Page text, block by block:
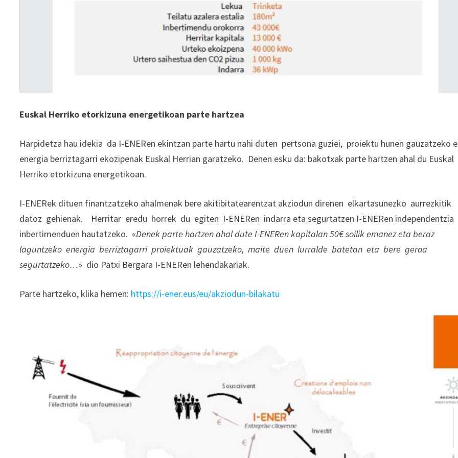
Euskal Herriko etorkizuna energetikoan parte hartzea
Harpidetza hau idekia da I-ENERen ekintzan parte hartu nahi duten pertsona guziei, proiektu hunen gauzatzeko
energia berriztagarri ekozipenak Euskal Herrian garatzeko. Denen esku da: bakotxak parte hartzen ahal du Euskal
Herriko etorkizuna energetikoan.
I-ENERek dituen finantzatzeko ahalmenak bere akitibitatearentzat akziodun direnen elkartasunezko aurrezkitik
datoz gehienak. Herritar eredu horrek du egiten I-ENERen indarra eta segurtatzen I-ENERen independentzia
inbertimenduen hautatzeko. «Denek parte hartzen ahal dute I-ENERen kapitalan 50€ soilik emanez eta beraz
laguntzeko energia berriztagarri proiektuak gauzatzeko, maite duen lurralde batetan eta bere geroa
segurtatzeko…» dio Patxi Bergara I-ENERen lehendakariak.
Parte hartzeko, klika hemen: https://i-ener.eus/eu/akziodun-bilakatu